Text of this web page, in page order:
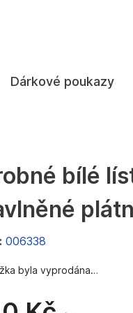
Dárkové poukazy
bílé
006338
byla vyprodána…